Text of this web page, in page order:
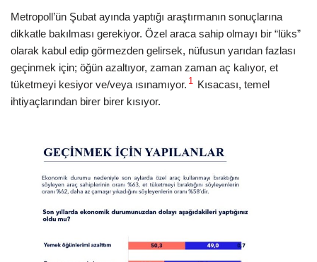
Metropoll’ün Şubat ayında yaptığı araştırmanın sonuçlarına
dikkatle bakılması gerekiyor. Özel araca sahip olmayı bir “lüks”
olarak kabul edip görmezden gelirsek, nüfusun yarıdan fazlası
geçinmek için; öğün azaltıyor, zaman zaman aç kalıyor, et
tüketmeyi kesiyor ve/veya ısınamıyor. 1 Kısacası, temel
ihtiyaçlarından birer birer kısıyor.